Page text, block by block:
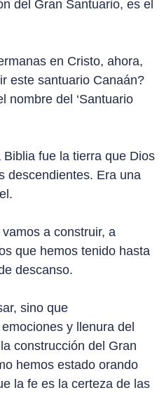
del Gran Santuario, es el
en Cristo, ahora,
este santuario Canaán?
nombre del ‘Santuario
fue la tierra que Dios
descendientes. Era una
a construir, a
que hemos tenido hasta
descanso.
sino que
y llenura del
construcción del Gran
hemos estado orando
la fe es la certeza de las